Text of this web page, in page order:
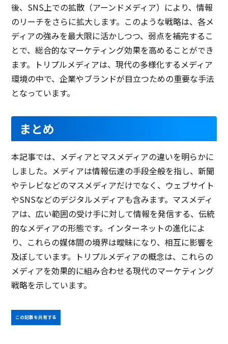
後、SNS上での拡散（アーンドメディア）により、情報
のリーチをさらに拡大します。このような戦略は、各メ
ディアの強みを最大限に活かしつつ、弱点を補完するこ
とで、総合的なマーケティング効果を高めることができ
ます。トリプルメディアは、現代の多様化するメディア
環境の中で、企業やブランドが目立つための重要な手法
となっています。
まとめ
本記事では、メディアとマスメディアの違いを明らかに
しました。メディアは情報伝達の手段全般を指し、新聞
やテレビなどのマスメディアだけでなく、ウェブサイト
やSNSなどのデジタルメディアも含みます。マスメディ
アは、広い範囲の受け手に対して情報を発信する、伝統
的なメディアの形態です。インターネットの進化によ
り、これらの媒体間の境界は曖昧になり、相互に影響を
及ぼしています。トリプルメディアの概念は、これらの
メディアを効果的に組み合わせる現代のマーケティング
戦略を示しています。
この記事を共有する